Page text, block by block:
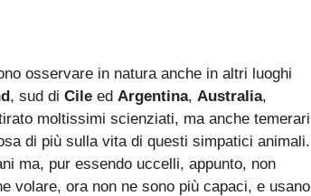
osservare in natura anche in altri luoghi
, sud di Cile ed Argentina, Australia,
moltissimi scienziati, ma anche temerari
di più sulla vita di questi simpatici animali.
ma, pur essendo uccelli, appunto, non
volare, ora non ne sono più capaci, e usano